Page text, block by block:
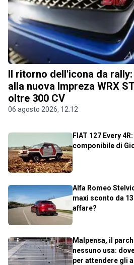
Il ritorno dell'icona da
alla nuova Impreza WRX
oltre 300 CV
06 agosto 2026, 12.12
FIAT 127 Every
componibile di
Alfa Romeo
maxi sconto da
affare?
Malpensa, il
nessuno usa:
per attendere gli